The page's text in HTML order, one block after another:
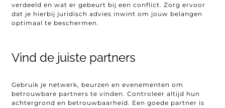
verdeeld en wat er gebeurt bij een conflict. Zorg ervoor
dat je hierbij juridisch advies inwint om jouw belangen
optimaal te beschermen.
Vind de juiste partners
Gebruik je netwerk, beurzen en evenementen om
betrouwbare partners te vinden. Controleer altijd hun
achtergrond en betrouwbaarheid. Een goede partner is